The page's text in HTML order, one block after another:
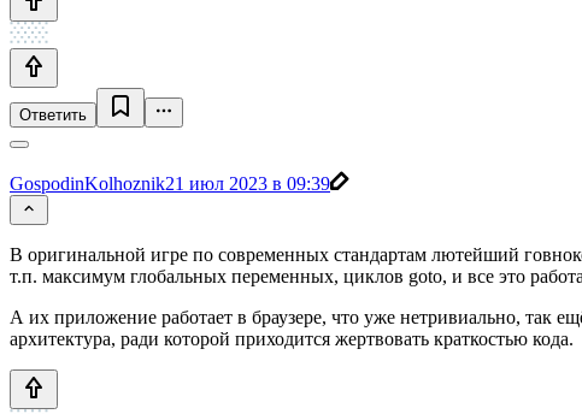
Ответить
GospodinKolhoznik21 июл 2023 в 09:39
В оригинальной игре по современных стандартам лютейший
т.п. максимум глобальных переменных, циклов goto, и все это
А их приложение работает в браузере, что уже нетривиально,
архитектура, ради которой приходится жертвовать краткостью кода.